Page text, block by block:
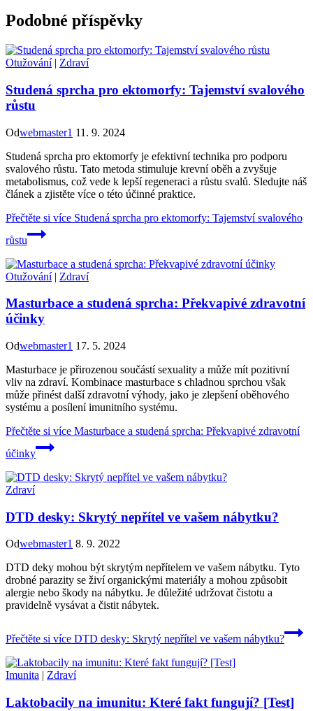
Podobné příspěvky
Otužování| Zdraví
Studená sprcha pro ektomorfy: Tajemství svalového
růstu
Odwebmaster1 11. 9. 2024
Studená sprcha pro ektomorfy je efektivní technika pro podporu
svalového růstu. Tato metoda stimuluje krevní oběh a zvyšuje
metabolismus, což vede k lepší regeneraci a růstu svalů. Sledujte náš
článek a zjistěte více o této účinné praktice.
Přečtěte si více Studená sprcha pro ektomorfy: Tajemství svalového
růstu
Otužování| Zdraví
Masturbace a studená sprcha: Překvapivé zdravotní
účinky
Odwebmaster1 17. 5. 2024
Masturbace je přirozenou součástí sexuality a může mít pozitivní
vliv na zdraví. Kombinace masturbace s chladnou sprchou však
může přinést další zdravotní výhody, jako je zlepšení oběhového
systému a posílení imunitního systému.
Přečtěte si více Masturbace a studená sprcha: Překvapivé zdravotní
účinky
Zdraví
DTD desky: Skrytý nepřítel ve vašem nábytku?
Odwebmaster1 8. 9. 2022
DTD deky mohou být skrytým nepřítelem ve vašem nábytku. Tyto
drobné parazity se živí organickými materiály a mohou způsobit
alergie nebo škody na nábytku. Je důležité udržovat čistotu a
pravidelně vysávat a čistit nábytek.
Přečtěte si více DTD desky: Skrytý nepřítel ve vašem nábytku?
Imunita | Zdraví
Laktobacily na imunitu: Které fakt fungují? [Test]